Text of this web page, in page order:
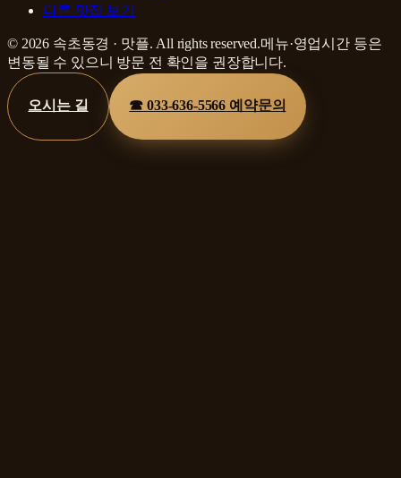
다른 맛집 보기
© 2026 속초동경 · 맛플. All rights reserved.메뉴·영업시간 등은
변동될 수 있으니 방문 전 확인을 권장합니다.
오시는 길 ☎033-636-5566 예약문의